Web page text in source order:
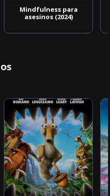
Mindfulness para
asesinos (2024)